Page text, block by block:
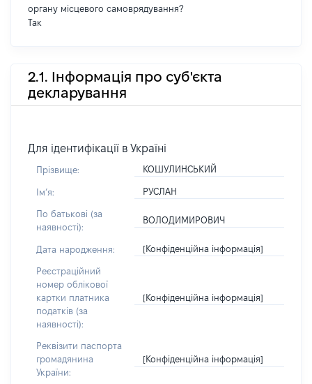
органу місцевого самоврядування?
Так
2.1. Інформація про суб'єкта
декларування
Для ідентифікації в Україні
Прізвище: КОШУЛИНСЬКИЙ
Імʼя: РУСЛАН
По батькові (за
наявності):
ВОЛОДИМИРОВИЧ
Дата народження: [Конфіденційна інформація]
Реєстраційний
номер облікової
картки платника
податків (за
наявності):
[Конфіденційна інформація]
Реквізити паспорта
громадянина
України:
[Конфіденційна інформація]